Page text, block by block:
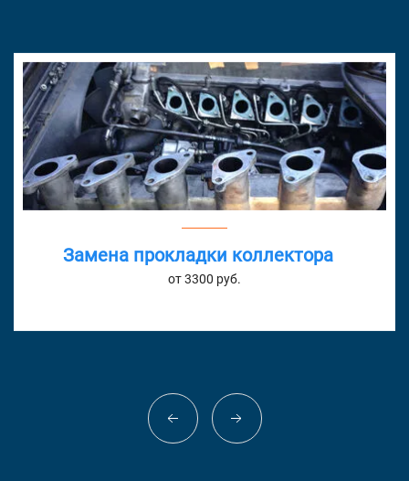
Замена прокладки коллектора
от 3300 руб.